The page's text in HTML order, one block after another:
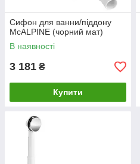
Сифон для ванни/піддону
McALPINE (чорний мат)
В наявності
3 181 ₴
Купити